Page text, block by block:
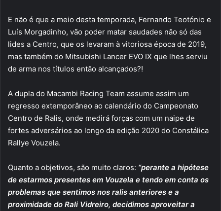
E não é que a meio desta temporada, Fernando Teotónio e
Luís Morgadinho, vão poder matar saudades não só das
lides a Centro, que os levaram à vitoriosa época de 2019,
mas também do Mitsubishi Lancer EVO IX que lhes serviu
de arma nos títulos então alcançados?!
A dupla do Macambi Racing Team assume assim um
regresso extemporâneo ao calendário do Campeonato
Centro de Ralis, onde medirá forças com um naipe de
fortes adversários ao longo da edição 2020 do Constálica
Rallye Vouzela.
Quanto a objetivos, são muito claros: “perante a hipótese
de estarmos presentes em Vouzela e tendo em conta os
problemas que sentimos nos ralis anteriores e a
proximidade do Rali Vidreiro, decidimos aproveitar a